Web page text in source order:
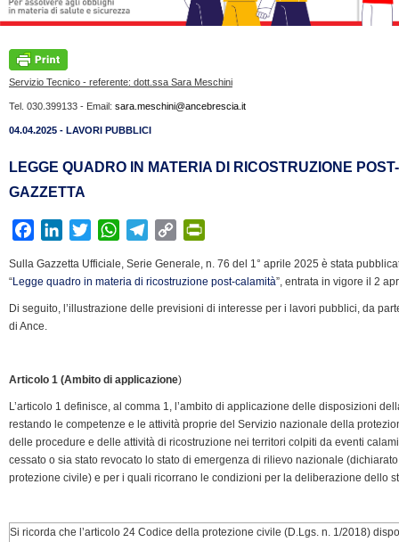
Servizio Tecnico - referente: dott.ssa Sara Meschini
Tel. 030.399133 - Email: sara.meschini@ancebrescia.it
04.04.2025 - LAVORI PUBBLICI
LEGGE QUADRO IN MATERIA DI RICOSTRUZIONE
GAZZETTA
c
b
k
n
e
n
i
t
W
a
s
p
l
g
m
C
p
L
k
i
t
e
n
d
l
y
Sulla Gazzetta Ufficiale, Serie Generale, n. 76 del 1° aprile 2025 è stata
“Legge quadro in materia di ricostruzione post-calamità”, entrata in vigore il 2
Di seguito, l’illustrazione delle previsioni di interesse per i lavori pubblici, da
di Ance.
Articolo 1 (Ambito di applicazione)
L’articolo 1 definisce, al comma 1, l’ambito di applicazione delle disposizioni
restando le competenze e le attività proprie del Servizio nazionale della
delle procedure e delle attività di ricostruzione nei territori colpiti da eventi
cessato o sia stato revocato lo stato di emergenza di rilievo nazionale
protezione civile) e per i quali ricorrano le condizioni per la deliberazione dello
Si ricorda che l’articolo 24 Codice della protezione civile (D.Lgs. n. 1/2018)